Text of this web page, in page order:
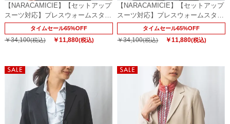
【NARACAMICIE】【セットアップ
スーツ対応】プレスウォームスタン
ドジャケットタイムセール65%OFF
￥34,100(税込) ￥11,880(税込)
【NARACAMICIE】【セットアップ
スーツ対応】プレスウォームスタン
ドジャケットタイムセール65%OFF
￥34,100(税込) ￥11,880(税込)